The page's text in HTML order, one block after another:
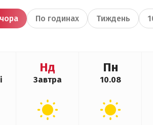
По годинах Тиждень
Нд
Завтра
Пн
10.08